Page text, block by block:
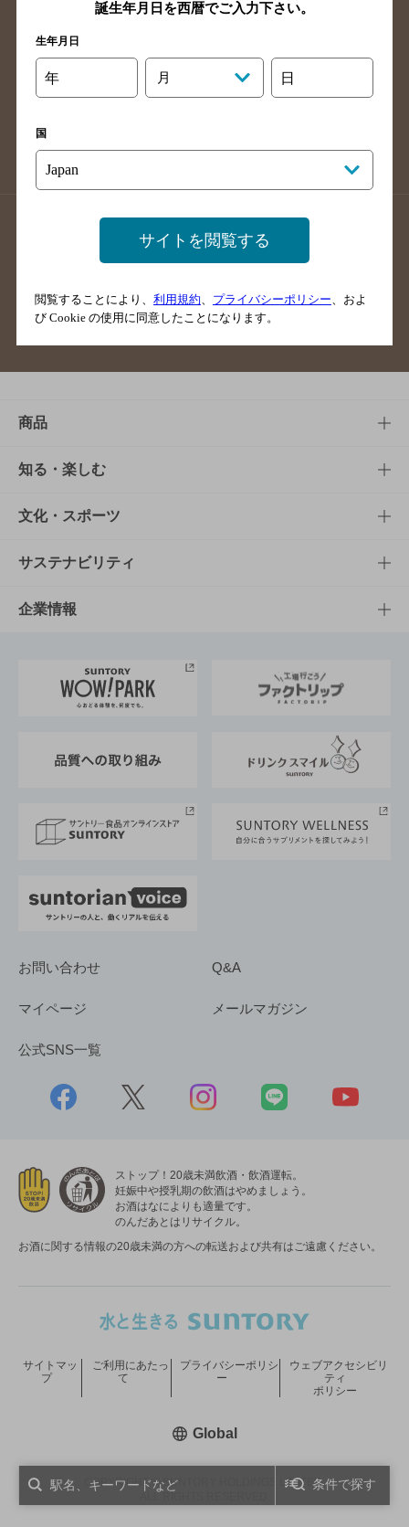
香川県のバー検索
愛媛県のバー検索
高知県のバー検索
長崎県のバー検索
佐賀県のバー検索
大分県のバー検索
熊本県のバー検索
条件で探す
商品
商品TOP
商品一覧
商品発売情報
栄養成分一覧
知る・楽しむ
知る・楽しむTOP
キャンペーン
工場見学
地域情報
文化・スポーツ
文化・スポーツTOP
サントリーホール
サントリーサンバーズ大阪
サステナビリティ
サステナビリティTOP
サントリーが考えるサステナビリティ経営
企業情報
企業概要
採用情報
お問い合わせ Q&A
マイページ メールマガジン
公式SNS一覧
ストップ！20歳未満飲酒・飲酒運転。
妊娠中や授乳期の飲酒はやめましょう。
お酒はなによりも適量です。
のんだあとはリサイクル。
お酒に関する情報の20歳未満の方への転送および共有はご遠慮ください。
COPYRIGHT © SUNTORY HOLDINGS LIMITED.
サイトマッ
プ
ご利用にあたっ
て
プライバシーポリシ
ー
ウェブアクセシビリ
ティ
ポリシー
Global新しいウィンドウで開く
誕生年月日を西暦でご入力下さい。
生年月日
年 月 日
国
サイトを閲覧する
閲覧することにより、 利用規約、 プライバシーポリシー、およ
び Cookie の使用に同意したことになります。